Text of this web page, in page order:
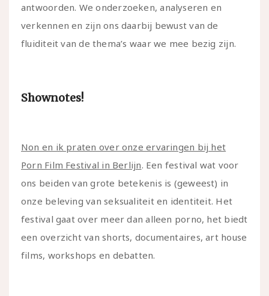
antwoorden. We onderzoeken, analyseren en
verkennen en zijn ons daarbij bewust van de
fluiditeit van de thema’s waar we mee bezig zijn.
Shownotes!
Non en ik praten over onze ervaringen bij het
Porn Film Festival in Berlijn. Een festival wat voor
ons beiden van grote betekenis is (geweest) in
onze beleving van seksualiteit en identiteit. Het
festival gaat over meer dan alleen porno, het biedt
een overzicht van shorts, documentaires, art house
films, workshops en debatten.